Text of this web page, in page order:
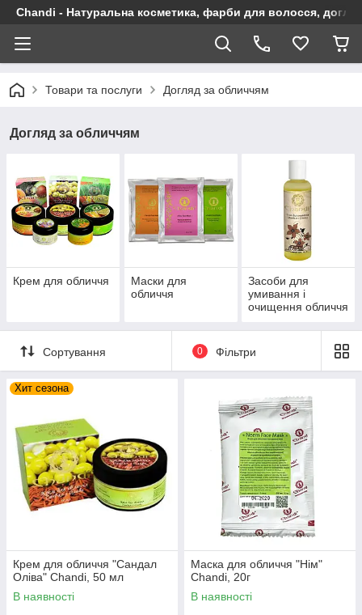
Chandi - Натуральна косметика, фарби для волосся,
Товари та послуги Догляд за обличчям
Догляд за обличчям
Крем для обличчя
Маски для
обличчя
Засоби для
умивання і
очищення обличчя
Сортування 0 Фільтри
Хит сезона
Крем для обличчя "Сандал
Оліва" Chandi, 50 мл
В наявності
Маска для обличчя "Нім"
Chandi, 20г
В наявності